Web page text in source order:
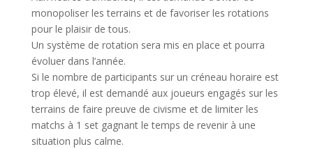
monopoliser les terrains et de favoriser les rotations
pour le plaisir de tous.
Un système de rotation sera mis en place et pourra
évoluer dans l’année.
Si le nombre de participants sur un créneau horaire est
trop élevé, il est demandé aux joueurs engagés sur les
terrains de faire preuve de civisme et de limiter les
matchs à 1 set gagnant le temps de revenir à une
situation plus calme.